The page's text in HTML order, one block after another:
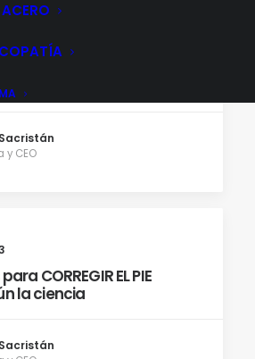
para fortalecer
caídas y prevenir
CONMIGO
y CEO
CORREGIR EL PIE
la ciencia